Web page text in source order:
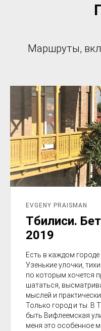
Маршруты,
EVGENY PRAISMAN
Тбилиси.
2019
Есть в каждом
Узенькие улочки,
по которым хочется
шататься,
мыслей и
Только город и ты. В
быть Вифлеемская
меня это особенное